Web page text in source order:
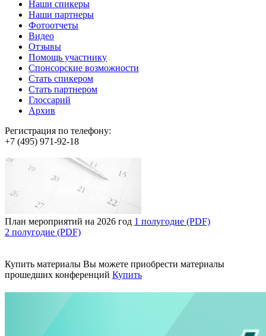
Наши спикеры
Наши партнеры
Фотоотчеты
Видео
Отзывы
Помощь участнику
Спонсорские возможности
Стать спикером
Стать партнером
Глоссарий
Архив
Регистрация по телефону:
+7 (495) 971-92-18
План мероприятий на 2026 год 1 полугодие (PDF)
2 полугодие (PDF)
Купить материалы Вы можете приобрести материалы
прошедших конференций Купить